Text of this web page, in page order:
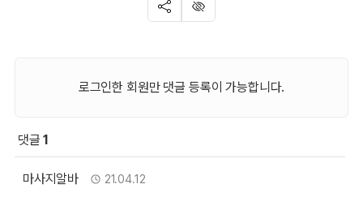
SNS 공유
신고
로그인한 회원만 댓글 등록이 가능합니다.
회원 문의 및 댓글
댓글1
마사지알바님의 댓글
작성자
마사지알바 작성일21.04.12